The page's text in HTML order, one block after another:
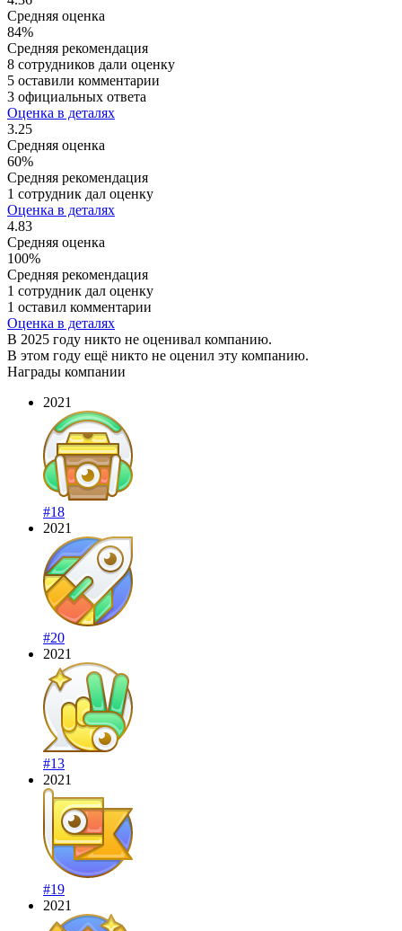
Средняя оценка
84%
Средняя рекомендация
8 сотрудников дали оценку
5 оставили комментарии
3 официальных ответа
Оценка в деталях
3.25
Средняя оценка
60%
Средняя рекомендация
1 сотрудник дал оценку
Оценка в деталях
4.83
Средняя оценка
100%
Средняя рекомендация
1 сотрудник дал оценку
1 оставил комментарии
Оценка в деталях
В 2025 году никто не оценивал компанию.
В этом году ещё никто не оценил эту компанию.
Награды компании
2021
#18
2021
#20
2021
#13
2021
#19
2021